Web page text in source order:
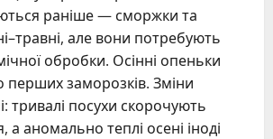
раніше — сморжки та
але вони потребують
обробки. Осінні опеньки
заморозків. Зміни
тривалі посухи скорочують
аномально теплі осені іноді